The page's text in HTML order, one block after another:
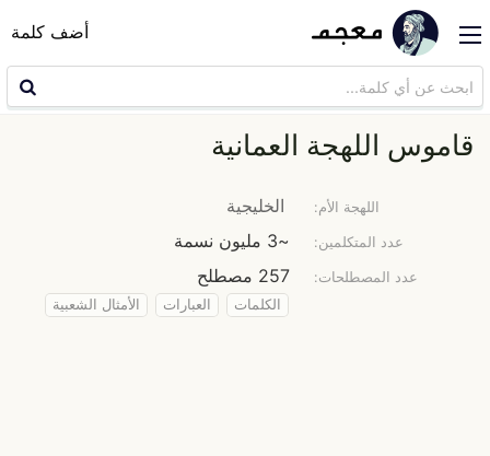
أضف كلمة
قاموس اللهجة العمانية
اللهجة الأم: الخليجية
عدد المتكلمين: ~3 مليون نسمة
عدد المصطلحات: 257 مصطلح
الكلمات العبارات الأمثال الشعبية